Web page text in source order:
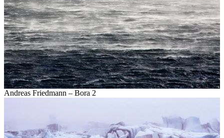
Andreas Friedmann – Bora 2